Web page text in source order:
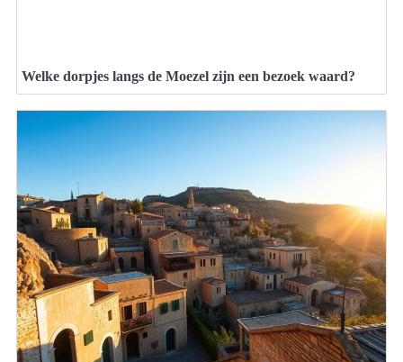
Welke dorpjes langs de Moezel zijn een bezoek waard?